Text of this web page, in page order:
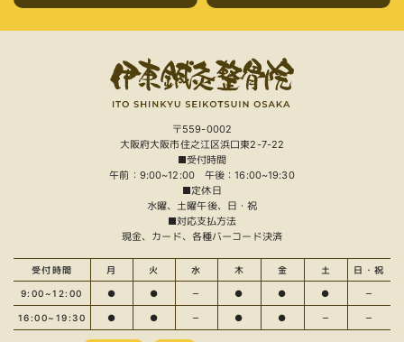
〒559-0002
大阪府大阪市住之江区浜口東2-7-22
■受付時間
午前：9:00~12:00 午後：16:00~19:30
■定休日
水曜、土曜午後、日・祝
■対応支払方法
現金、カード、各種バーコード決済
受付時間 月 火 水 木 金 土 日・祝
9:00~12:00 ● ● － ● ● ● －
16:00~19:30 ● ● － ● ● － －